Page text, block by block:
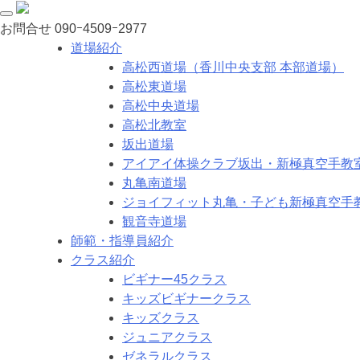
お問合せ 090ｰ4509ｰ2977
道場紹介
高松西道場（香川中央支部 本部道場）
高松東道場
高松中央道場
高松北教室
坂出道場
アイアイ体操クラブ坂出・新極真空手教
丸亀南道場
ジョイフィット丸亀・子ども新極真空手
観音寺道場
師範・指導員紹介
クラス紹介
ビギナー45クラス
キッズビギナークラス
キッズクラス
ジュニアクラス
ゼネラルクラス